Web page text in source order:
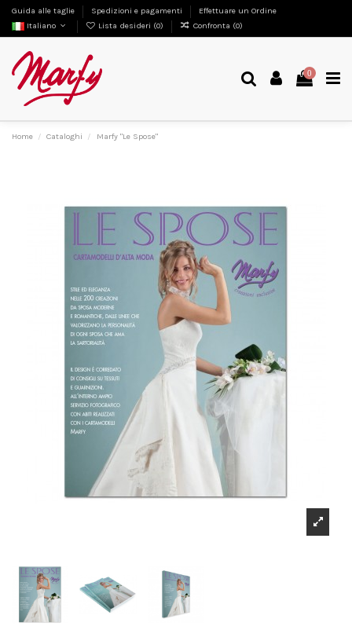
Guida alle taglie Spedizioni e pagamenti
Effettuare un Ordine
Italiano
Lista desideri (0) Confronta (0)
0
Home Cataloghi Marfy "Le Spose"